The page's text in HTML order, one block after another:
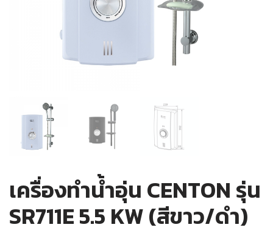
เครื่องทำน้ำอุ่น CENTON รุ่น
SR711E 5.5 KW (สีขาว/ดำ)